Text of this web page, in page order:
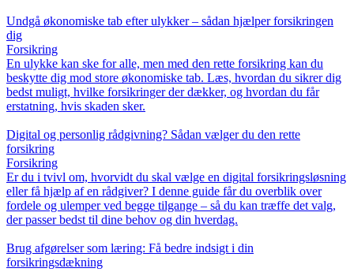
Undgå økonomiske tab efter ulykker – sådan hjælper forsikringen
dig
Forsikring
En ulykke kan ske for alle, men med den rette forsikring kan du
beskytte dig mod store økonomiske tab. Læs, hvordan du sikrer dig
bedst muligt, hvilke forsikringer der dækker, og hvordan du får
erstatning, hvis skaden sker.
Digital og personlig rådgivning? Sådan vælger du den rette
forsikring
Forsikring
Er du i tvivl om, hvorvidt du skal vælge en digital forsikringsløsning
eller få hjælp af en rådgiver? I denne guide får du overblik over
fordele og ulemper ved begge tilgange – så du kan træffe det valg,
der passer bedst til dine behov og din hverdag.
Brug afgørelser som læring: Få bedre indsigt i din
forsikringsdækning